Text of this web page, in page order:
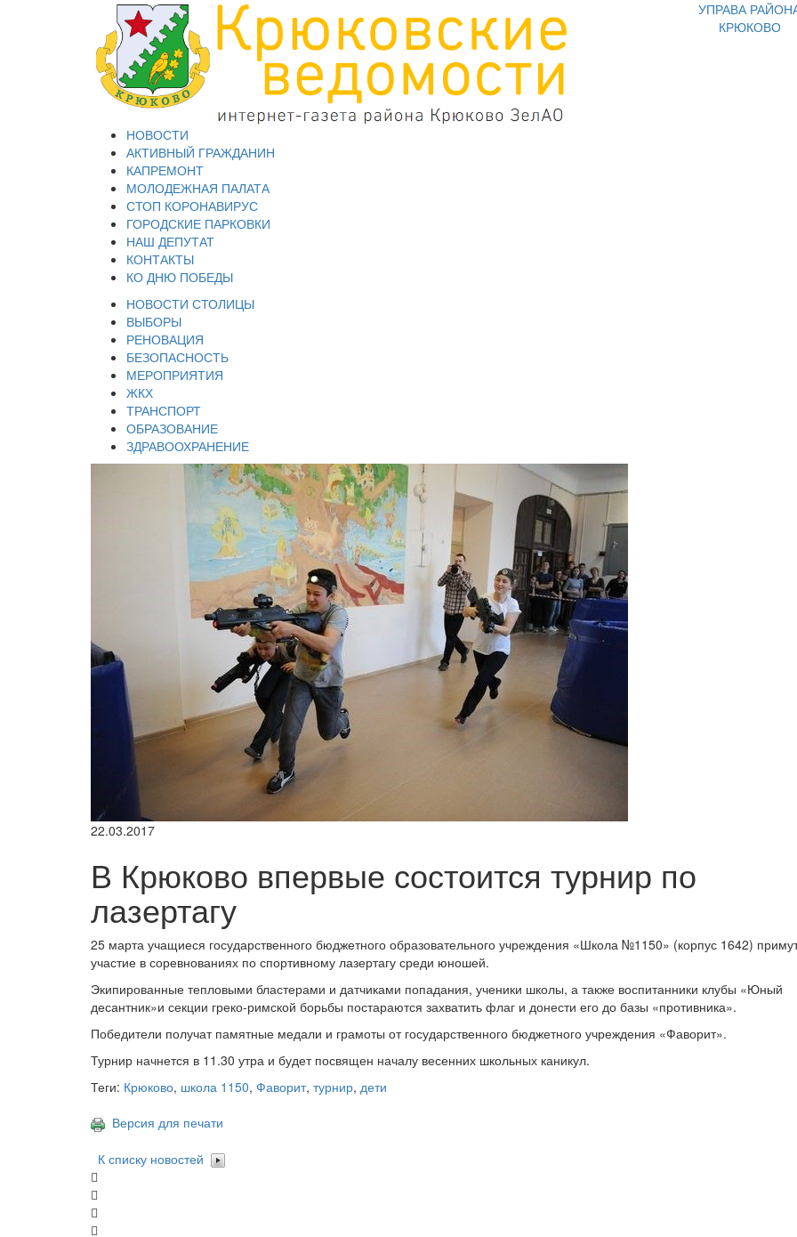
УПРАВА
КРЮКОВО
НОВОСТИ
АКТИВНЫЙ ГРАЖДАНИН
КАПРЕМОНТ
МОЛОДЕЖНАЯ ПАЛАТА
СТОП КОРОНАВИРУС
ГОРОДСКИЕ ПАРКОВКИ
НАШ ДЕПУТАТ
КОНТАКТЫ
КО ДНЮ ПОБЕДЫ
НОВОСТИ СТОЛИЦЫ
ВЫБОРЫ
РЕНОВАЦИЯ
БЕЗОПАСНОСТЬ
МЕРОПРИЯТИЯ
ЖКХ
ТРАНСПОРТ
ОБРАЗОВАНИЕ
ЗДРАВООХРАНЕНИЕ
22.03.2017
В Крюково впервые состоится турнир по
лазертагу
25 марта учащиеся государственного бюджетного образовательного учреждения «Школа №1150» (корпус 1642)
участие в соревнованиях по спортивному лазертагу среди юношей.
Экипированные тепловыми бластерами и датчиками попадания, ученики школы, а также воспитанники клубы «Юный
десантник»и секции греко-римской борьбы постараются захватить флаг и донести его до базы «противника».
Победители получат памятные медали и грамоты от государственного бюджетного учреждения «Фаворит».
Турнир начнется в 11.30 утра и будет посвящен началу весенних школьных каникул.
Теги: Крюково, школа 1150, Фаворит, турнир, дети
Версия для печати
К списку новостей